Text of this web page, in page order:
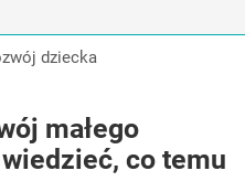
dziecka
małego
co temu